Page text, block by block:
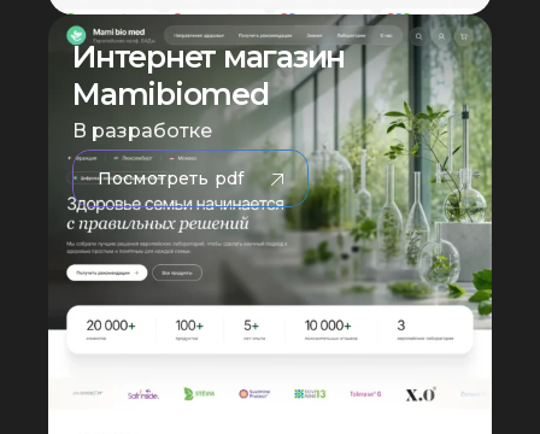
Интернет магазин
Mamibiomed
В разработке
Посмотреть pdf